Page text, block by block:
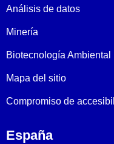
Análisis de datos
Minería
Biotecnología Ambiental
Mapa del sitio
Compromiso de
España